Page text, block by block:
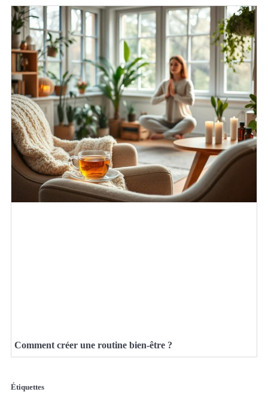
Comment créer une routine bien-être ?
Étiquettes